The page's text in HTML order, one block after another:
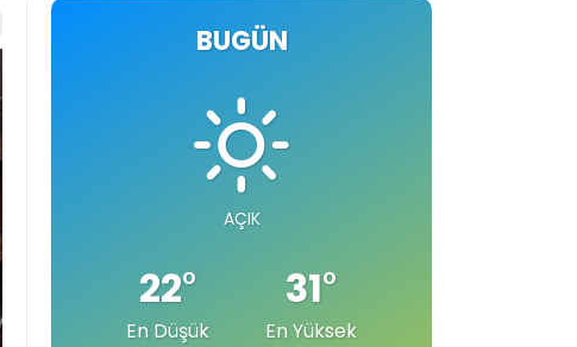
BUGÜN
AÇIK
22°
En Düşük
31°
En Yüksek